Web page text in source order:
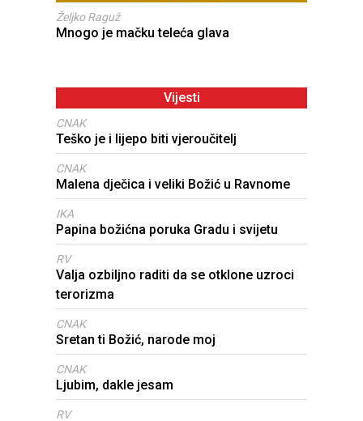
Željko Raguž
Mnogo je mačku teleća glava
Vijesti
CNAK
Teško je i lijepo biti vjeroučitelj
CNAK
Malena dječica i veliki Božić u Ravnome
IKA
Papina božićna poruka Gradu i svijetu
RV
Valja ozbiljno raditi da se otklone uzroci
terorizma
CNAK
Sretan ti Božić, narode moj
CNAK
Ljubim, dakle jesam
RV